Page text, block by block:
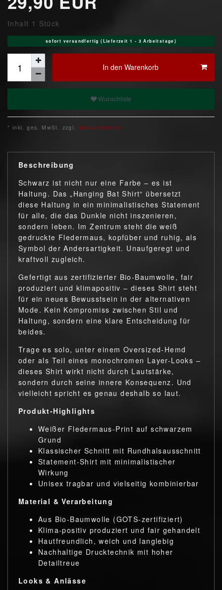
Inhalt 1 Stück
sofort versandfertig (Lieferzeit 1 - 3 Arbeitstage)
In den Warenkorb
Wunschliste
* inkl. ges. MwSt. zzgl. Versandkosten
Beschreibung
Schwarz ist nicht nur eine Farbe – es ist
Haltung. Das „Hanging Bat Shirt“ übersetzt
diese Haltung in ein minimalistisches Statement
für alle, die das Dunkle nicht inszenieren,
sondern leben. Im Zentrum steht die weiß
gedruckte Fledermaus, kopfüber und ruhig, als
Symbol der Andersartigkeit. Unaufgeregt und
kraftvoll zugleich.
Gefertigt aus zertifizierter Bio-Baumwolle, fair
produziert und klimapositiv – dieses Shirt steht
für ein neues Bewusstsein in der alternativen
Mode. Kein Kompromiss zwischen Stil und
Haltung, sondern eine klare Entscheidung für
beides.
Trage es solo, unter einem Oversized-Hemd
oder als Teil eines monochromen Layer-Looks –
dieses Shirt wirkt nicht durch Lautstärke,
sondern durch seine innere Konsequenz. Und
vielleicht spricht es genau deshalb so laut.
Produkt-Highlights
Weißer Fledermaus-Print auf schwarzem
Grund
Klassischer Schnitt mit Rundhalsausschnitt
Statement-Shirt mit minimalistischer
Wirkung
Unisex tragbar und vielseitig kombinierbar
Material & Verarbeitung
Aus Bio-Baumwolle (GOTS-zertifiziert)
Klima-positiv produziert und fair gehandelt
Hautfreundlich, weich und langlebig
Nachhaltige Drucktechnik mit hoher
Detailtreue
Looks & Anlässe